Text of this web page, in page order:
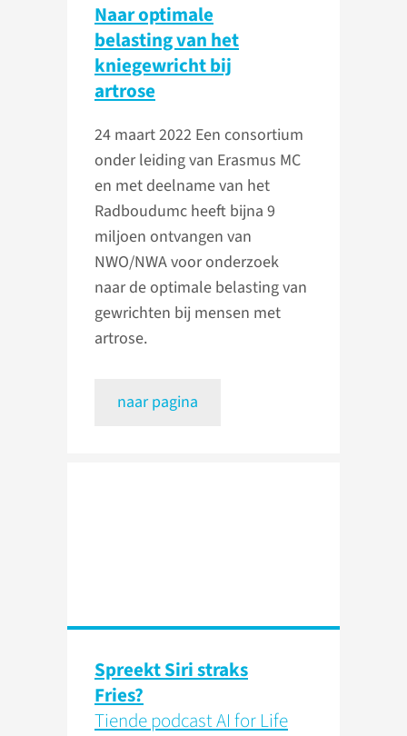
Naar optimale
belasting van het
kniegewricht bij
artrose
24 maart 2022 Een consortium
onder leiding van Erasmus MC
en met deelname van het
Radboudumc heeft bijna 9
miljoen ontvangen van
NWO/NWA voor onderzoek
naar de optimale belasting van
gewrichten bij mensen met
artrose.
naar pagina
Spreekt Siri straks
Fries?
Tiende podcast AI for Life